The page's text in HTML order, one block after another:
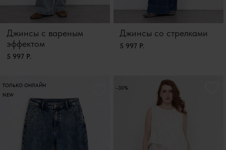
Джинсы с вареным
эффектом
5 997 Р.
Джинсы со стрелками
5 997 Р.
ТОЛЬКО ОНЛАЙН
NEW
-30%